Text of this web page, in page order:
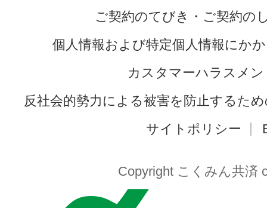
ご契約のてびき・ご契約の
個人情報および特定個人情報にか
カスタマーハラスメ
反社会的勢力による被害を防止するた
サイトポリシー
Copyright こくみん共済